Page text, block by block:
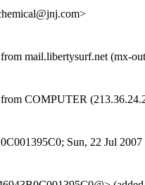
mail.libertysurf.net (mx-
COMPUTER
Sun, 22 Jul 2007